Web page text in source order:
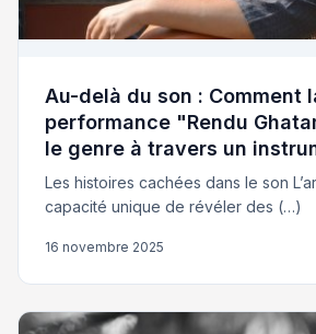
Au-delà du son : Comment
performance "Rendu
le genre à travers un
Les histoires cachées dans le son
capacité unique de révéler des (…)
16 novembre 2025